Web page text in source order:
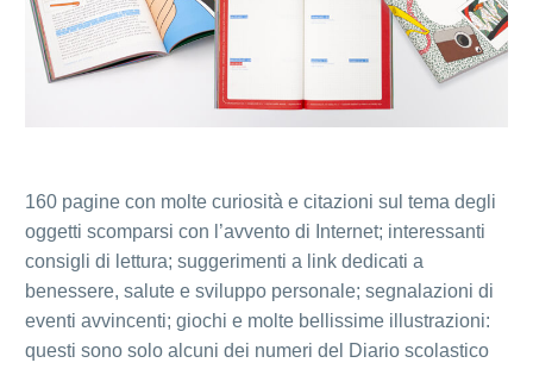
160 pagine con molte curiosità e citazioni sul tema degli
oggetti scomparsi con l’avvento di Internet; interessanti
consigli di lettura; suggerimenti a link dedicati a
benessere, salute e sviluppo personale; segnalazioni di
eventi avvincenti; giochi e molte bellissime illustrazioni:
questi sono solo alcuni dei numeri del Diario scolastico